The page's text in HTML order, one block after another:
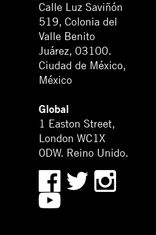
Calle Luz Saviñón
519, Colonia del
Valle Benito
Juárez, 03100.
Ciudad de México,
México
Global
1 Easton Street,
London WC1X
0DW. Reino Unido.